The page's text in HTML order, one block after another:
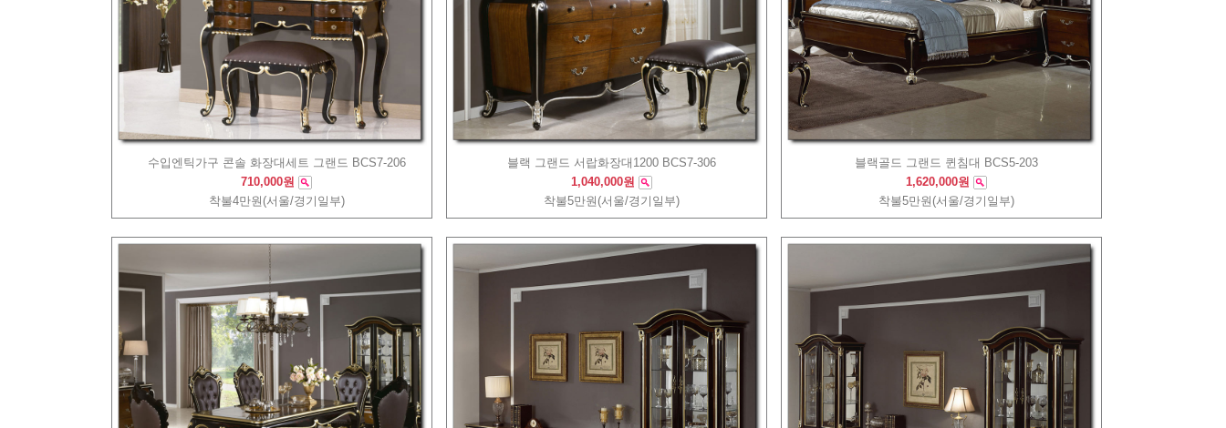
수입엔틱가구 콘솔 화장대세트 그랜드 BCS7-206
710,000원
착불4만원(서울/경기일부)
블랙 그랜드 서랍화장대1200 BCS7-306
1,040,000원
착불5만원(서울/경기일부)
블랙골드 그랜드 퀸침대 BCS5-203
1,620,000원
착불5만원(서울/경기일부)